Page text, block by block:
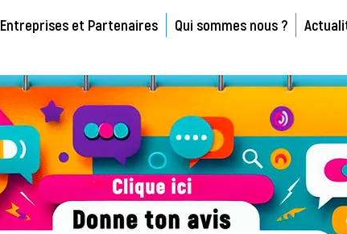
Entreprises et Partenaires Qui sommes nous ?